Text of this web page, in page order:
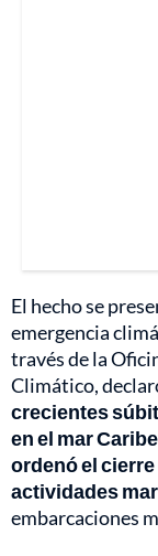
El hecho se
emergencia
través de la
Climático,
crecientes
en el mar
ordenó el
actividades
embarcaciones